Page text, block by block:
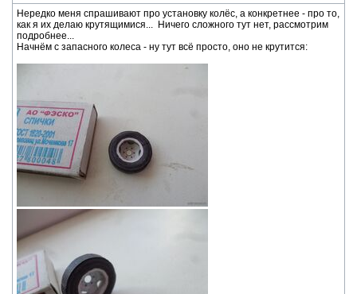
Нередко меня спрашивают про установку колёс, а конкретнее - про то,
как я их делаю крутящимися... Ничего сложного тут нет, рассмотрим
подробнее...
Начнём с запасного колеса - ну тут всё просто, оно не крутится: